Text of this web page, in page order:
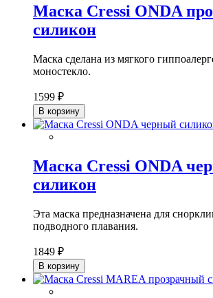
Маска Cressi ONDA
силикон
Маска сделана из мягкого
моностекло.
1599 ₽
В корзину
Маска Cressi ONDA
силикон
Эта маска предназначена для
подводного плавания.
1849 ₽
В корзину